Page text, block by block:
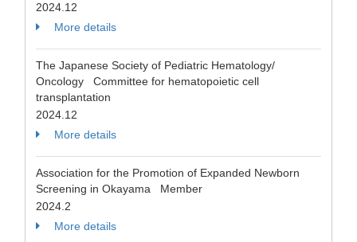
2024.12
More details
The Japanese Society of Pediatric Hematology/
Oncology Committee for hematopoietic cell
transplantation
2024.12
More details
Association for the Promotion of Expanded Newborn
Screening in Okayama Member
2024.2
More details